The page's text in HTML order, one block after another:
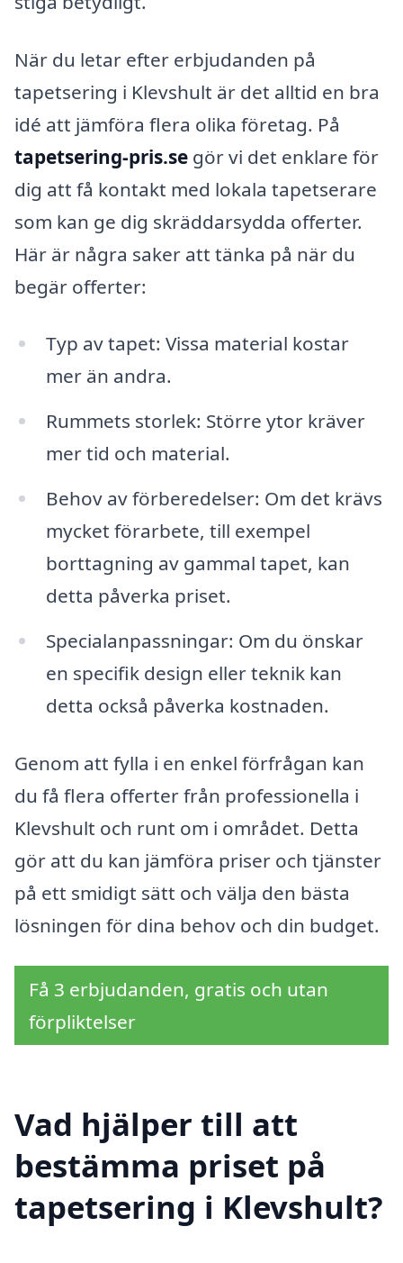
När du letar efter erbjudanden på
tapetsering i Klevshult är det alltid en bra
idé att jämföra flera olika företag. På
tapetsering-pris.se gör vi det enklare för
dig att få kontakt med lokala tapetserare
som kan ge dig skräddarsydda offerter.
Här är några saker att tänka på när du
begär offerter:
Typ av tapet: Vissa material kostar
mer än andra.
Rummets storlek: Större ytor kräver
mer tid och material.
Behov av förberedelser: Om det krävs
mycket förarbete, till exempel
borttagning av gammal tapet, kan
detta påverka priset.
Specialanpassningar: Om du önskar
en specifik design eller teknik kan
detta också påverka kostnaden.
Genom att fylla i en enkel förfrågan kan
du få flera offerter från professionella i
Klevshult och runt om i området. Detta
gör att du kan jämföra priser och tjänster
på ett smidigt sätt och välja den bästa
lösningen för dina behov och din budget.
Få 3 erbjudanden, gratis och utan
förpliktelser
Vad hjälper till att
bestämma priset på
tapetsering i Klevshult?